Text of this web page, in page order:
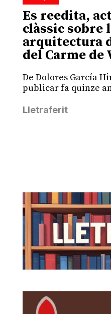
Es reedita,
clàssic sobre
arquitectura
del Carme de
De Dolores García
publicar fa quinze
Lletraferit